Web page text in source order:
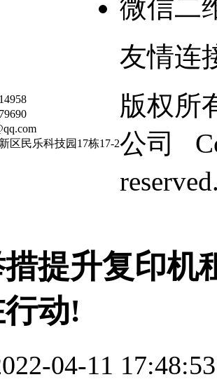
区民乐科技园17栋17-2
提升复印机
动!
04-11
微信二
友情连
版权所
公司